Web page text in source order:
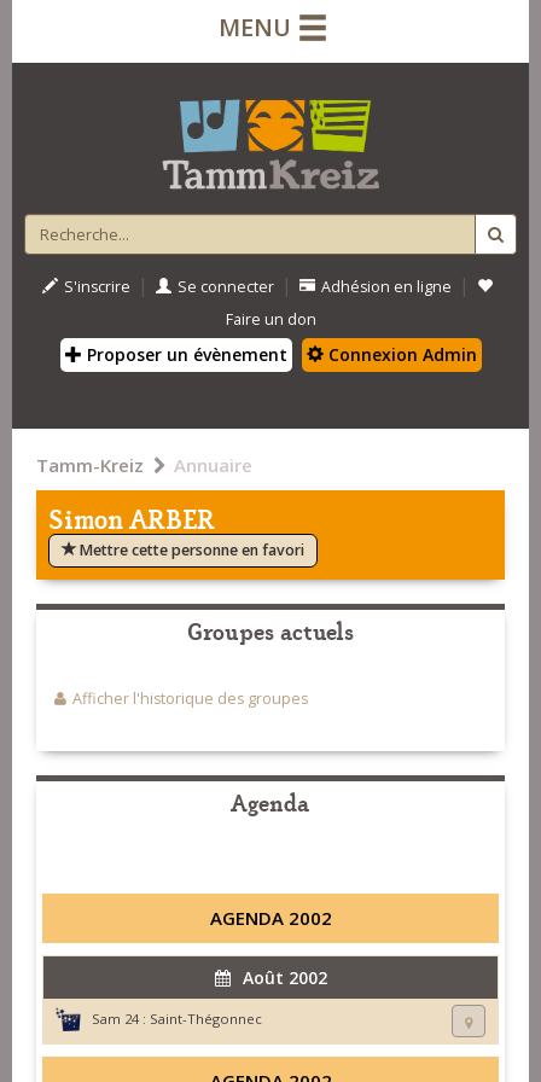
MENU
S'inscrire | Se connecter | Adhésion en ligne |
Faire un don
Proposer un évènement Connexion Admin
Tamm-Kreiz Annuaire
Simon ARBER
Mettre cette personne en favori
Groupes actuels
Afficher l'historique des groupes
Agenda
AGENDA 2002
Août 2002
Sam 24 : Saint-Thégonnec